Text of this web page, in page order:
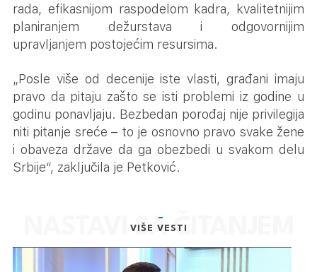
rada, efikasnijom raspodelom kadra, kvalitetnijim
planiranjem dežurstava i odgovornijim
upravljanjem postojećim resursima.
„Posle više od decenije iste vlasti, građani imaju
pravo da pitaju zašto se isti problemi iz godine u
godinu ponavljaju. Bezbedan porođaj nije privilegija
niti pitanje sreće – to je osnovno pravo svake žene
i obaveza države da ga obezbedi u svakom delu
Srbije“, zaključila je Petković.
VIŠE VESTI